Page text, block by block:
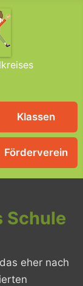
Klassen
Förderverein
Schule
eher nach